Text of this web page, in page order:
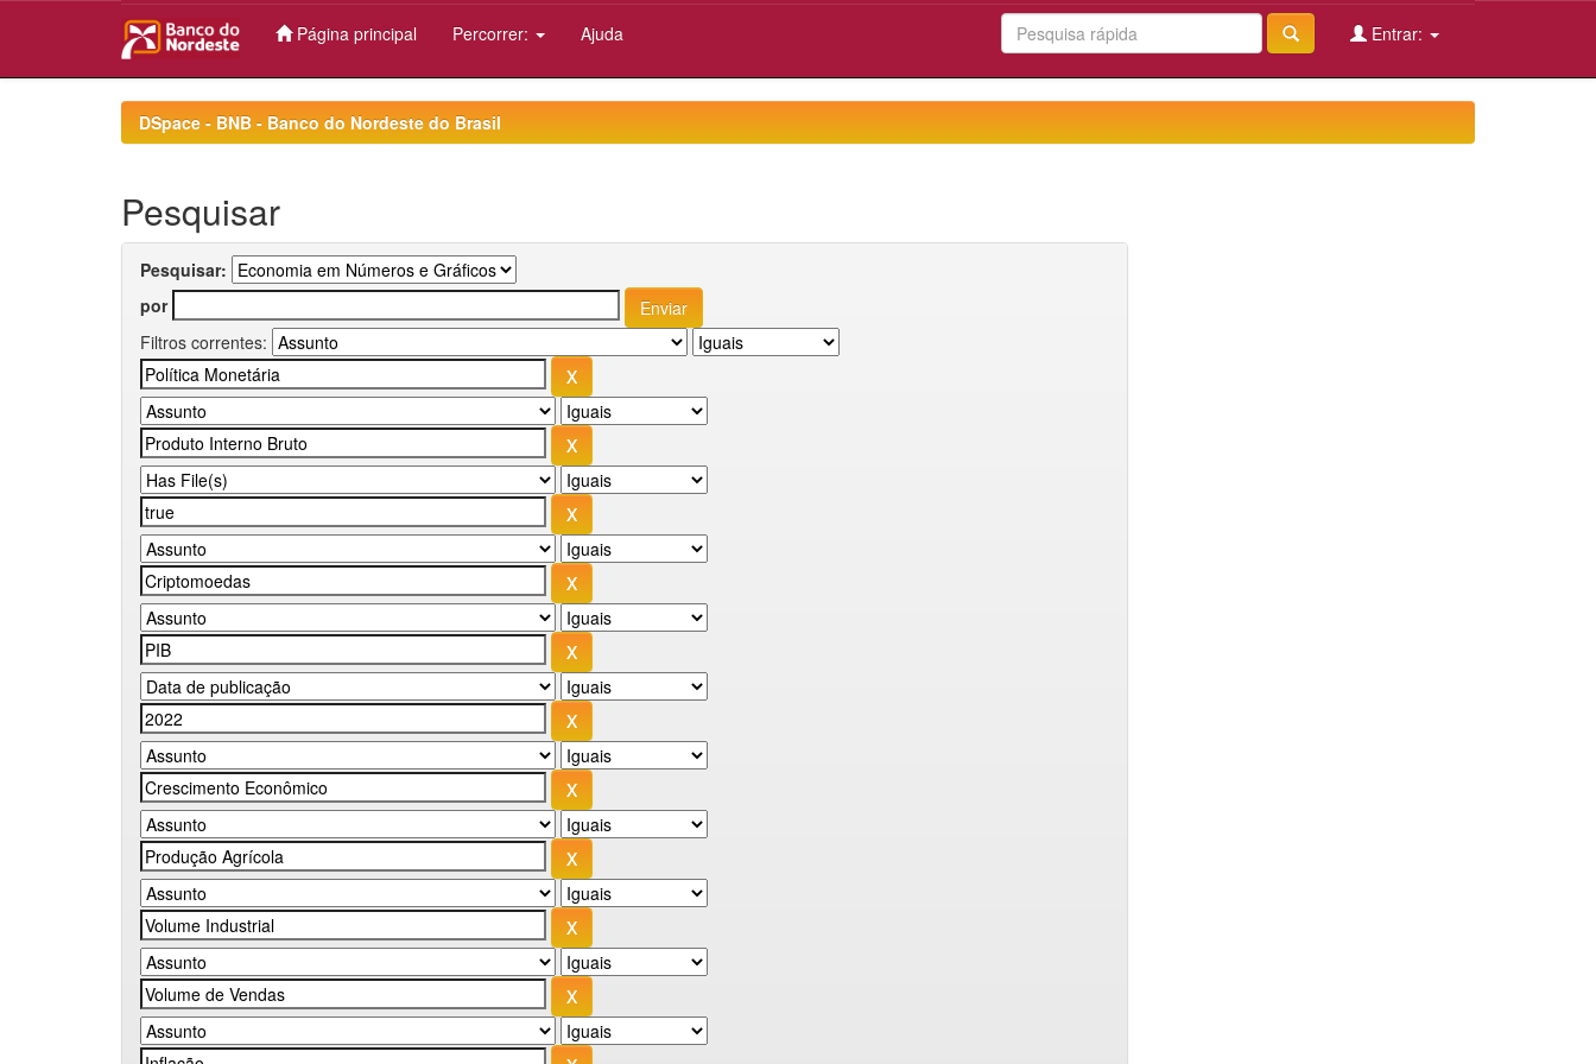
Página principal Percorrer: Ajuda Entrar:
DSpace - BNB - Banco do Nordeste do Brasil
Pesquisar
Pesquisar:
por
Filtros correntes: